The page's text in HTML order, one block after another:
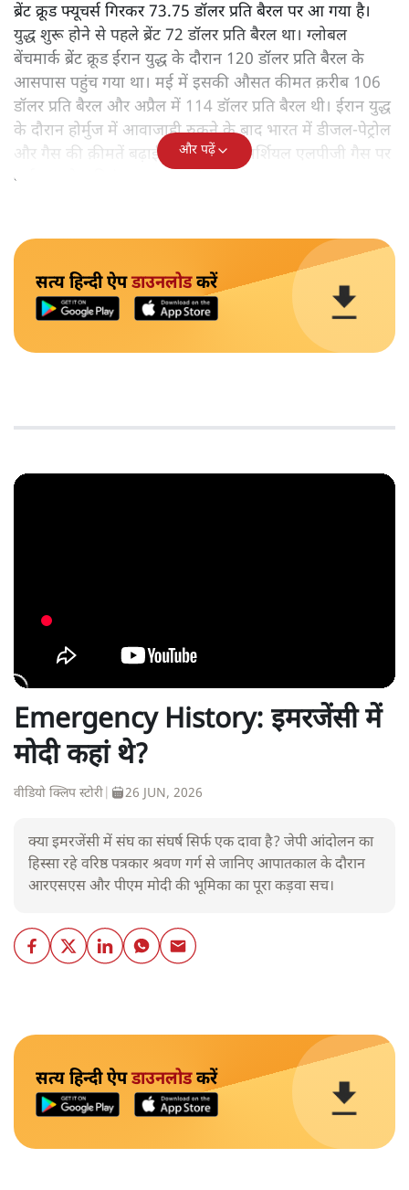
ब्रेंट क्रूड फ्यूचर्स गिरकर 73.75 डॉलर प्रति बैरल पर आ गया है।
युद्ध शुरू होने से पहले ब्रेंट 72 डॉलर प्रति बैरल था। ग्लोबल
बेंचमार्क ब्रेंट क्रूड ईरान युद्ध के दौरान 120 डॉलर प्रति बैरल के
आसपास पहुंच गया था। मई में इसकी औसत कीमत क़रीब 106
डॉलर प्रति बैरल और अप्रैल में 114 डॉलर प्रति बैरल थी। ईरान युद्ध
के दौरान होर्मुज में आवाजाही रुकने के बाद भारत में डीजल-पेट्रोल
और गैस की क़ीमतें बढ़ाई गई थीं और कमर्शियल एलपीजी गैस पर
कई तरह के प्रतिबंध लगाए गए थे।
और पढ़ें
सत्य हिन्दी ऐपडाउनलोडकरें
Emergency History: इमरजेंसी में
मोदी कहां थे?
वीडियो क्लिप स्टोरी 26 JUN, 2026
क्या इमरजेंसी में संघ का संघर्ष सिर्फ एक दावा है? जेपी आंदोलन का
हिस्सा रहे वरिष्ठ पत्रकार श्रवण गर्ग से जानिए आपातकाल के दौरान
आरएसएस और पीएम मोदी की भूमिका का पूरा कड़वा सच।
सत्य हिन्दी ऐपडाउनलोडकरें